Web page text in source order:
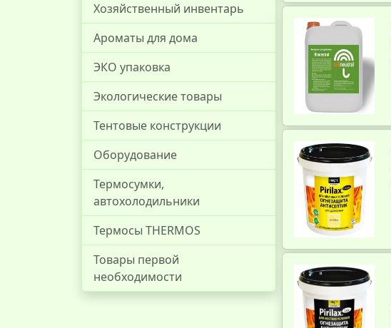
Хозяйственный инвентарь
Ароматы для дома
ЭКО упаковка
Экологические товары
Тентовые конструкции
Оборудование
Термосумки,
автохолодильники
Термосы THERMOS
Товары первой
необходимости